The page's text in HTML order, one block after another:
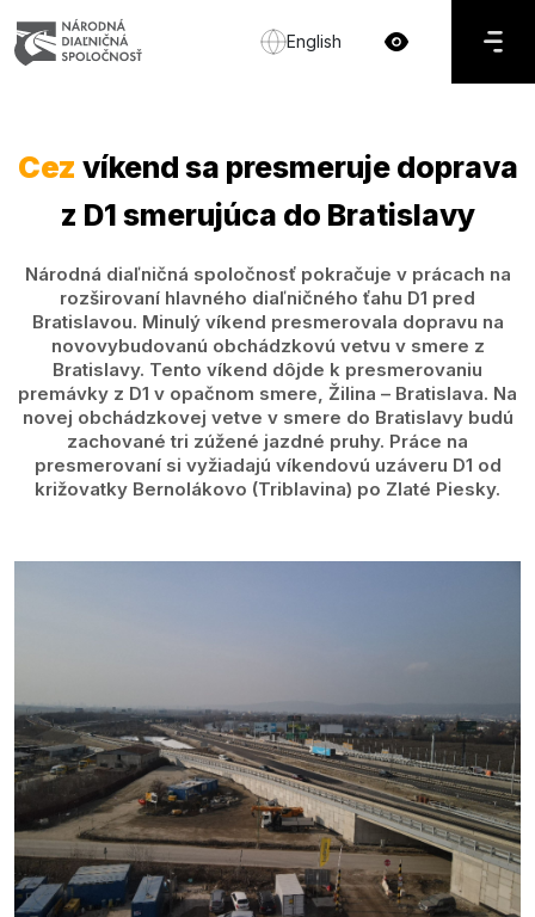
English
Cez víkend sa presmeruje doprava
z D1 smerujúca do Bratislavy
Národná diaľničná spoločnosť pokračuje v prácach na
rozširovaní hlavného diaľničného ťahu D1 pred
Bratislavou. Minulý víkend presmerovala dopravu na
novovybudovanú obchádzkovú vetvu v smere z
Bratislavy. Tento víkend dôjde k presmerovaniu
premávky z D1 v opačnom smere, Žilina – Bratislava. Na
novej obchádzkovej vetve v smere do Bratislavy budú
zachované tri zúžené jazdné pruhy. Práce na
presmerovaní si vyžiadajú víkendovú uzáveru D1 od
križovatky Bernolákovo (Triblavina) po Zlaté Piesky.